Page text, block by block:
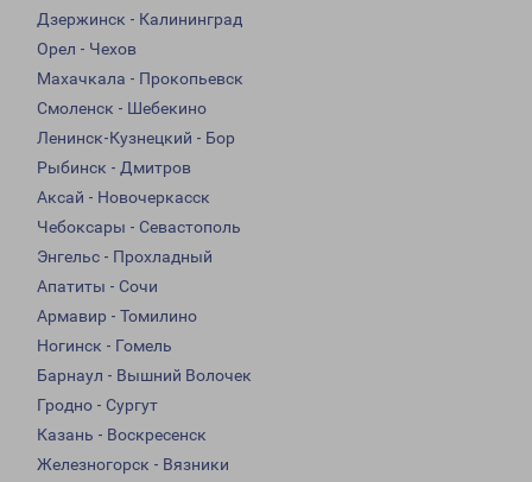
Дзержинск - Калининград
Орел - Чехов
Махачкала - Прокопьевск
Смоленск - Шебекино
Ленинск-Кузнецкий - Бор
Рыбинск - Дмитров
Аксай - Новочеркасск
Чебоксары - Севастополь
Энгельс - Прохладный
Апатиты - Сочи
Армавир - Томилино
Ногинск - Гомель
Барнаул - Вышний Волочек
Гродно - Сургут
Казань - Воскресенск
Железногорск - Вязники